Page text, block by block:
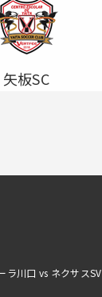
矢板SC
ラ川口 vs ネクサスSV